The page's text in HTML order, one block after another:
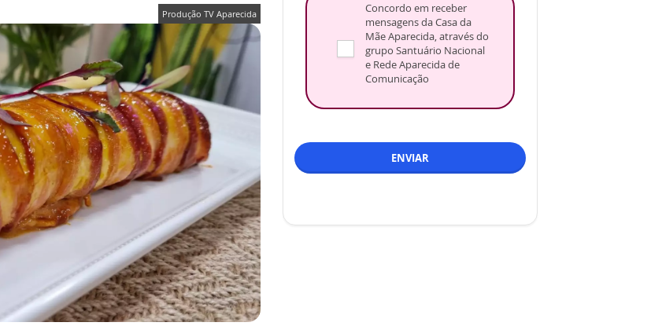
Produção TV Aparecida
Concordo em receber
mensagens da Casa da
Mãe Aparecida, através do
grupo Santuário Nacional
e Rede Aparecida de
Comunicação
ENVIAR